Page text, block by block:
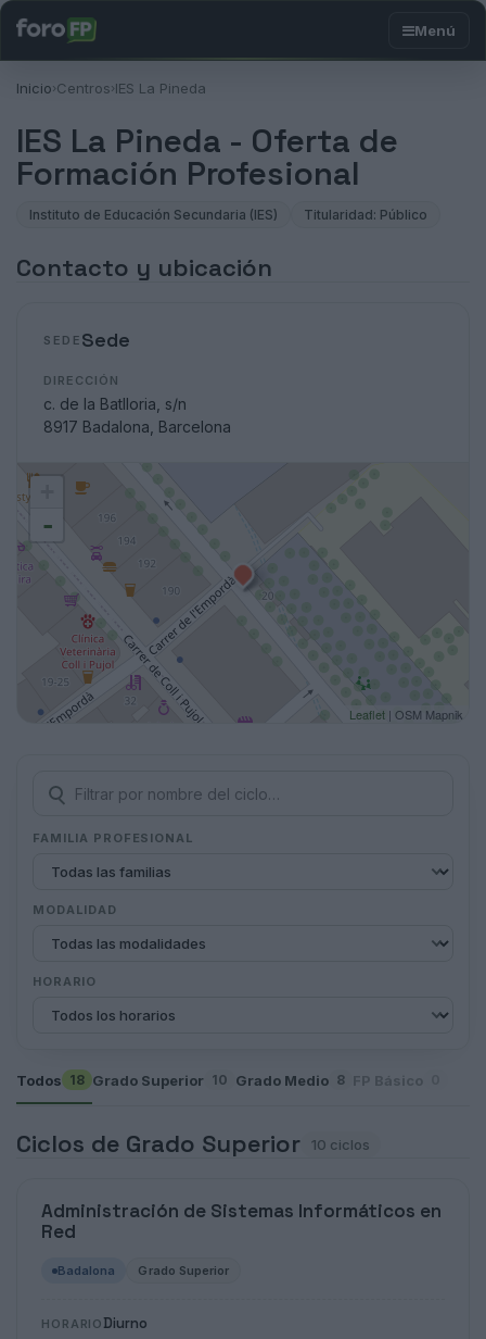
Inicio›Centros›IES La Pineda
IES La Pineda - Oferta de
Formación Profesional
Instituto de Educación Secundaria (IES) Titularidad: Público
Contacto y ubicación
SEDE Sede
DIRECCIÓN
c. de la Batlloria, s/n
8917 Badalona, Barcelona
-
Leaflet | OSM Mapnik
FAMILIA PROFESIONAL
MODALIDAD
HORARIO
Todos 18 Grado Superior 10 Grado Medio 8 FP Básico
Ciclos de Grado Superior 10 ciclos
Administración de Sistemas Informáticos en
Red
Badalona Grado Superior
HORARIO Diurno